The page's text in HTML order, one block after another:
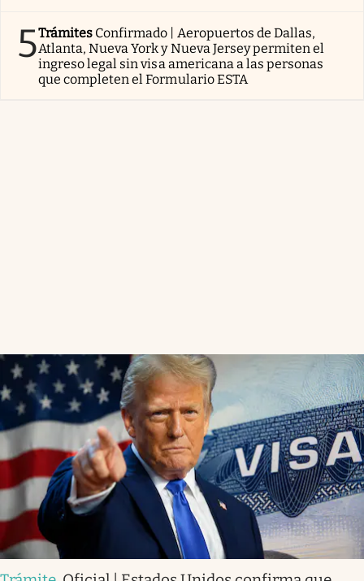
5Trámites Confirmado | Aeropuertos de Dallas,
Atlanta, Nueva York y Nueva Jersey permiten el
ingreso legal sin visa americana a las personas
que completen el Formulario ESTA